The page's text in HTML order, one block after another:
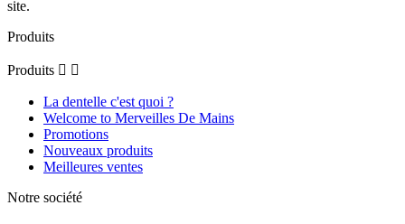
site.
Produits
Produits  
La dentelle c'est quoi ?
Welcome to Merveilles De Mains
Promotions
Nouveaux produits
Meilleures ventes
Notre société